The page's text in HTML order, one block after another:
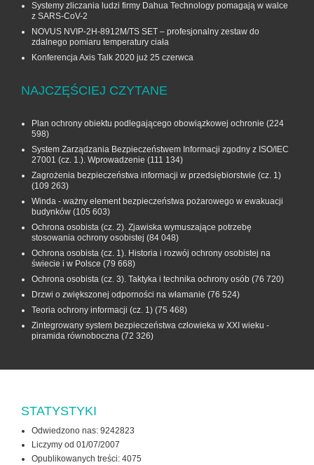
Systemy zliczania ludzi firmy Dahua Technology pomagają w walce
z SARS-CoV-2
NOVUS NVIP-2H-8912M/TS SET – profesjonalny zestaw do
zdalnego pomiaru temperatury ciała
Konferencja Axis Talk 2020 już 25 czerwca
NAJCZĘŚCIEJ CZYTANE
Plan ochrony obiektu podlegającego obowiązkowej ochronie (224
598)
System Zarządzania Bezpieczeństwem Informacji zgodny z ISO/IEC
27001 (cz. 1.). Wprowadzenie (111 134)
Zagrożenia bezpieczeństwa informacji w przedsiębiorstwie (cz. 1)
(109 263)
Winda - ważny element bezpieczeństwa pożarowego w ewakuacji
budynków (105 603)
Ochrona osobista (cz. 2). Zjawiska wymuszające potrzebę
stosowania ochrony osobistej (84 048)
Ochrona osobista (cz. 1). Historia i rozwój ochrony osobistej na
świecie i w Polsce (79 668)
Ochrona osobista (cz. 3). Taktyka i technika ochrony osób (76 720)
Drzwi o zwiększonej odporności na włamanie (76 524)
Teoria ochrony informacji (cz. 1) (75 468)
Zintegrowany system bezpieczeństwa człowieka w XXI wieku -
piramida równoboczna (72 326)
STATYSTYKI
Odwiedzono nas: 9242823
Liczymy od 01/07/2007
Opublikowanych treści: 4075